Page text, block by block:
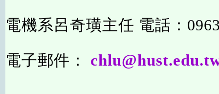
電機系呂奇璜主任 電話：
電子郵件：